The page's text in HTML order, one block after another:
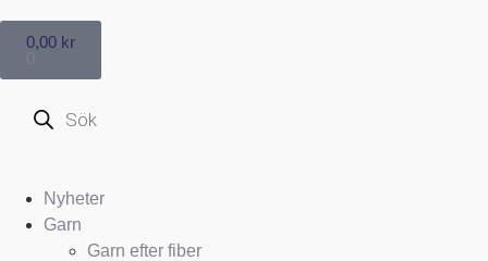
0,00 kr
0
Nyheter
Garn
Garn efter fiber